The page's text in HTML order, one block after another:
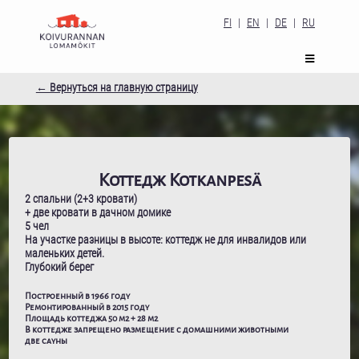
FI | EN | DE | RU
← Вернуться на главную страницу
Kоттедж Kotkanpesä
2 спальни (2+3 кровати)
+ две кровати в дачном домике
5 чел
На участке разницы в высоте: коттедж не для инвалидов или
маленьких детей.
Глубокий берег
Построенный в 1966 году
Ремонтированный в 2015 году
Площадь коттеджа 50 m2 + 28 m2
В коттедже запрещено размещение с домашними животными
две сауны